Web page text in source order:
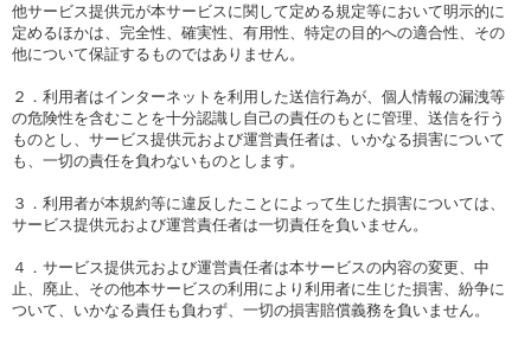
他サービス提供元が本サービスに関して定める規定等において明示的に
定めるほかは、完全性、確実性、有用性、特定の目的への適合性、その
他について保証するものではありません。
２．利用者はインターネットを利用した送信行為が、個人情報の漏洩等
の危険性を含むことを十分認識し自己の責任のもとに管理、送信を行う
ものとし、サービス提供元および運営責任者は、いかなる損害について
も、一切の責任を負わないものとします。
３．利用者が本規約等に違反したことによって生じた損害については、
サービス提供元および運営責任者は一切責任を負いません。
４．サービス提供元および運営責任者は本サービスの内容の変更、中
止、廃止、その他本サービスの利用により利用者に生じた損害、紛争に
ついて、いかなる責任も負わず、一切の損害賠償義務を負いません。